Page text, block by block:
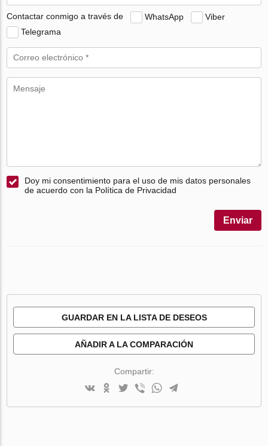
Contactar conmigo a través de WhatsApp
Viber
Telegrama
Doy mi consentimiento para el uso de mis datos personales
de acuerdo con la Política de Privacidad
Enviar
GUARDAR EN LA LISTA DE DESEOS
AÑADIR A LA COMPARACIÓN
Compartir: